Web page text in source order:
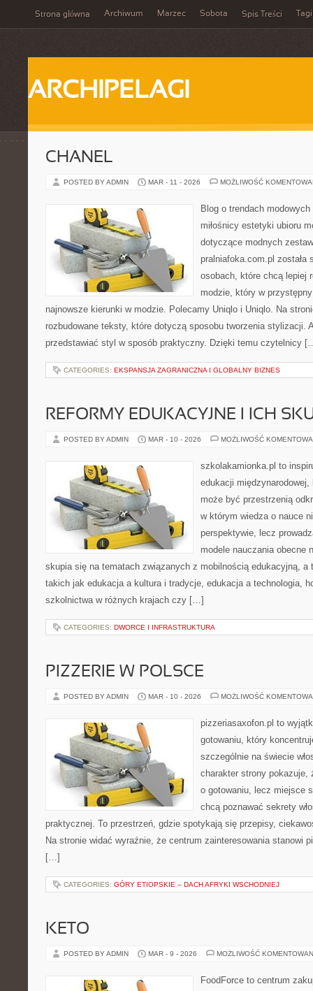
Strona główna Archiwum Marzec Sobota Spis Treści Tagi
ARCHIPELAGI
CHANEL
POSTED BY ADMIN MAR - 11 - 2026 MOŻLIWOŚĆ
Blog o trendach
miłośnicy estetyki ubioru
dotyczące modnych
pralniafoka.com.pl została
osobach, które chcą lepiej
modzie, który w
najnowsze kierunki w modzie. Polecamy Uniqlo i Uniqlo. Na
rozbudowane teksty, które dotyczą sposobu tworzenia stylizacji.
przedstawiać styl w sposób praktyczny. Dzięki temu czytelnicy
CATEGORIES: EKSPANSJA ZAGRANICZNA I GLOBALNY BIZNES
REFORMY EDUKACYJNE I ICH
POSTED BY ADMIN MAR - 10 - 2026 MOŻLIWOŚĆ
szkolakamionka.pl to
edukacji
może być przestrzenią
w którym wiedza o nauce
perspektywie, lecz
modele nauczania obecne
skupia się na tematach związanych z mobilnością edukacyjną, a
takich jak edukacja a kultura i tradycje, edukacja a technologia,
szkolnictwa w różnych krajach czy […]
CATEGORIES: DWORCE I INFRASTRUKTURA
PIZZERIE W POLSCE
POSTED BY ADMIN MAR - 10 - 2026 MOŻLIWOŚĆ
pizzeriasaxofon.pl to
gotowaniu, który
szczególnie na świecie
charakter strony pokazuje,
o gotowaniu, lecz miejsce
chcą poznawać sekrety
praktycznej. To przestrzeń, gdzie spotykają się przepisy,
Na stronie widać wyraźnie, że centrum zainteresowania stanowi
[…]
CATEGORIES: GÓRY ETIOPSKIE – DACH AFRYKI WSCHODNIEJ
KETO
POSTED BY ADMIN MAR - 9 - 2026 MOŻLIWOŚĆ
FoodForce to centrum